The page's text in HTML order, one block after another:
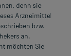
denn sie
Arzneimittel
bzw.
an.
möchten Sie